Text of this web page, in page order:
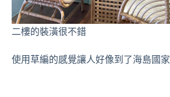
二樓的裝潢很不錯
使用草編的感覺讓人好像到了海島國家